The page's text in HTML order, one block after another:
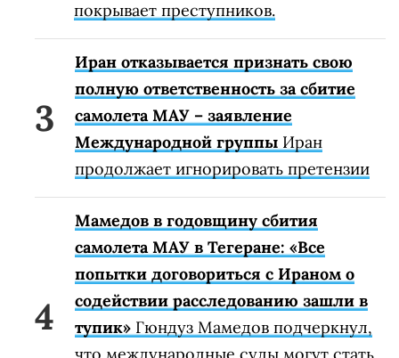
покрывает преступников.
Иран отказывается признать свою
полную ответственность за сбитие
самолета МАУ – заявление
Международной группы Иран
продолжает игнорировать претензии
Мамедов в годовщину сбития
самолета МАУ в Тегеране: «Все
попытки договориться с Ираном о
содействии расследованию зашли в
тупик» Гюндуз Мамедов подчеркнул,